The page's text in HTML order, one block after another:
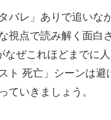
バレ」ありで追いな
視点で読み解く面白
なぜこれほどまでに
ト 死亡」シーンは
ていきましょう。